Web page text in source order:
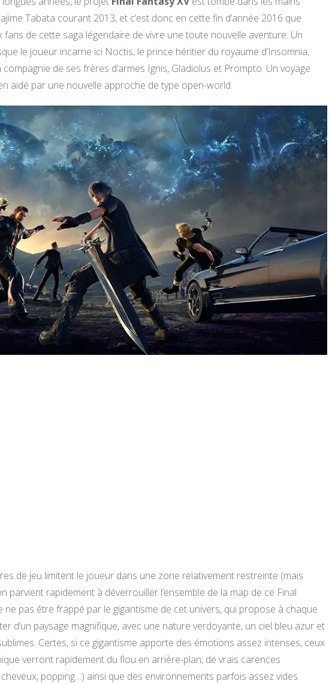
Tabata courant 2013, et c’est donc en cette fin d’année 2016 que
fans de cette saga légendaire de vivre une toute nouvelle aventure. Un
le joueur incarne ici Noctis, le prince héritier du royaume d’Insomnia,
de ses frères d’armes Ignis, Gladiolus et Prompto. Un voyage
aidé par une nouvelle approche de type open-world.
de jeu limitent le joueur dans une zone relativement restreinte (mais
parvient rapidement à déverrouiller l’ensemble de la map de ce Final
ne pas être frappé par le gigantisme de cet univers, qui propose à chaque
d’un paysage magnifique, avec une nature verdoyante, un ciel bleu azur et
Certes, si ce gigantisme apporte des émotions assez intenses, ceux
verront rapidement du flou en arrière-plan, de vrais carences
popping…) ainsi que des environnements parfois assez vides.